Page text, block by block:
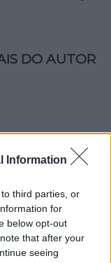
Information
third parties, or
for
below opt-out
that after your
seeing
DO AUTOR
como
regional